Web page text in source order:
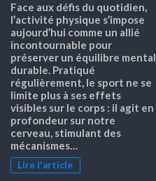
Face aux défis du quotidien,
l’activité physique s’impose
aujourd’hui comme un allié
incontournable pour
préserver un équilibre mental
durable. Pratiqué
régulièrement, le sport ne se
limite plus à ses effets
visibles sur le corps : il agit en
profondeur sur notre
cerveau, stimulant des
mécanismes…
Lire l'article